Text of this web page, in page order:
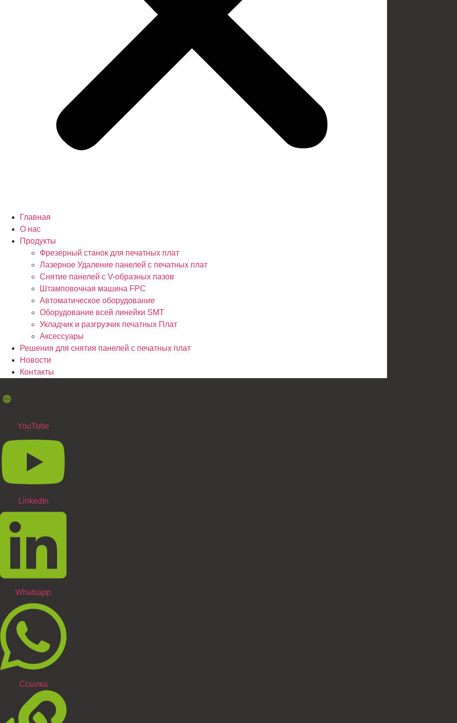
Главная
О нас
Продукты
Фрезерный станок для печатных плат
Лазерное Удаление панелей с печатных плат
Снятие панелей с V-образных пазов
Штамповочная машина FPC
Автоматическое оборудование
Оборудование всей линейки SMT
Укладчик и разгрузчик печатных Плат
Аксессуары
Решения для снятия панелей с печатных плат
Новости
Контакты
YouTube
LinkedIn
Whatsapp
Ссылка